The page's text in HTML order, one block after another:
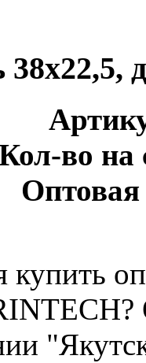
38х22,5,
во на
купить